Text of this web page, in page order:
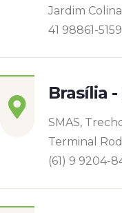
Jardim
41 98861-
Brasília -
SMAS,
Terminal
(61) 9 9204-